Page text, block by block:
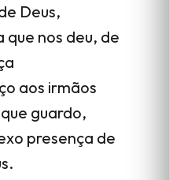
Deus,
que nos deu, de
aos irmãos
guardo,
presença de